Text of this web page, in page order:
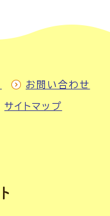
お問い合わせ
サイトマップ